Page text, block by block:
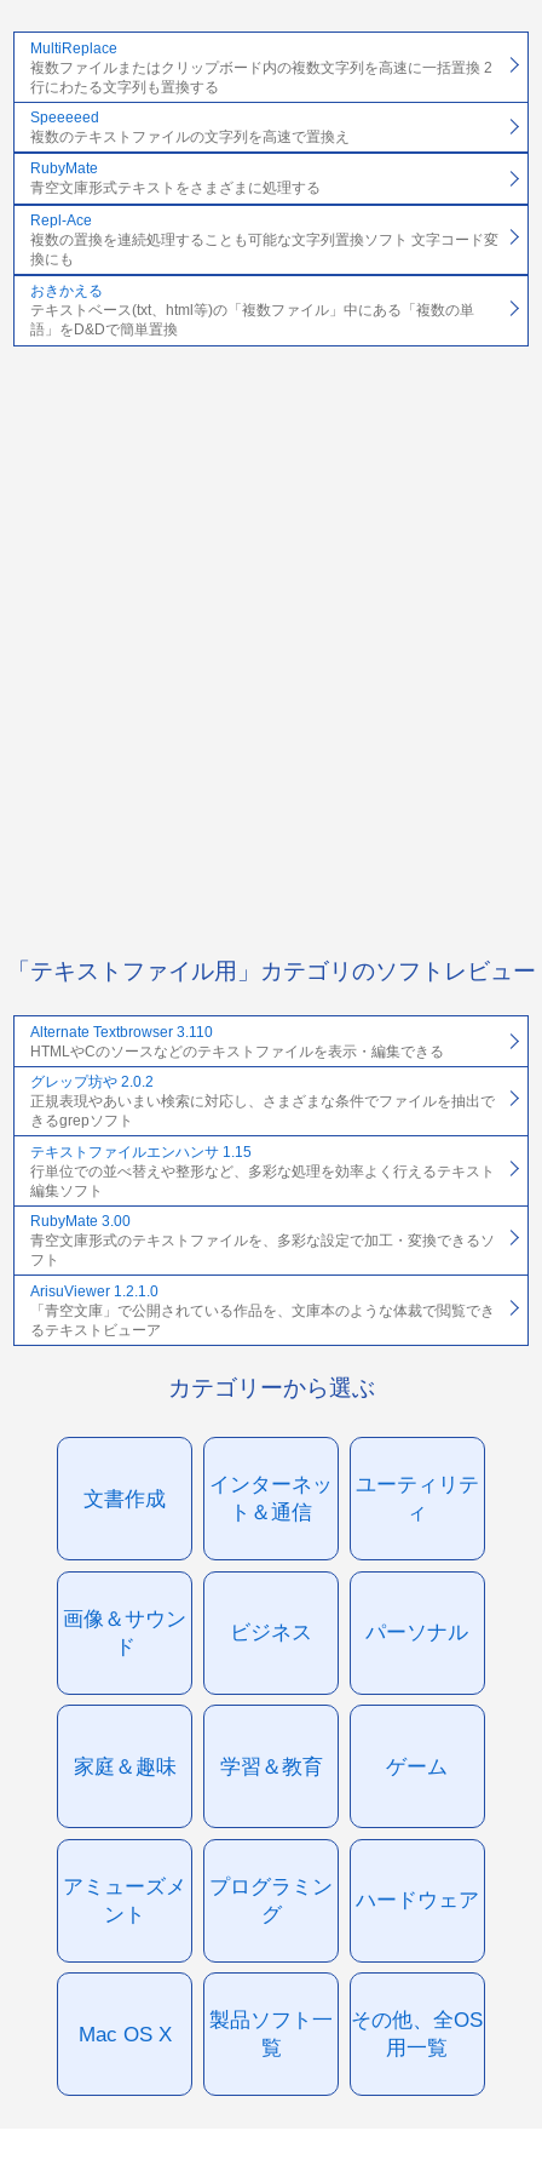
MultiReplace
複数ファイルまたはクリップボード内の複数文字列を高速に一括置換 2
行にわたる文字列も置換する
Speeeeed
複数のテキストファイルの文字列を高速で置換え
RubyMate
青空文庫形式テキストをさまざまに処理する
Repl-Ace
複数の置換を連続処理することも可能な文字列置換ソフト 文字コード変
換にも
おきかえる
テキストベース(txt、html等)の「複数ファイル」中にある「複数の単
語」をD&Dで簡単置換
「テキストファイル用」カテゴリのソフトレビュー
Alternate Textbrowser 3.110
HTMLやCのソースなどのテキストファイルを表示・編集できる
グレップ坊や 2.0.2
正規表現やあいまい検索に対応し、さまざまな条件でファイルを抽出で
きるgrepソフト
テキストファイルエンハンサ 1.15
行単位での並べ替えや整形など、多彩な処理を効率よく行えるテキスト
編集ソフト
RubyMate 3.00
青空文庫形式のテキストファイルを、多彩な設定で加工・変換できるソ
フト
ArisuViewer 1.2.1.0
「青空文庫」で公開されている作品を、文庫本のような体裁で閲覧でき
るテキストビューア
カテゴリーから選ぶ
文書作成
インターネッ
ト＆通信
ユーティリテ
ィ
画像＆サウン
ド
ビジネス パーソナル
家庭＆趣味 学習＆教育 ゲーム
アミューズメ
ント
プログラミン
グ
ハードウェア
Mac OS X
製品ソフト一
覧
その他、全OS
用一覧